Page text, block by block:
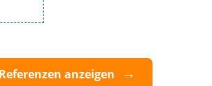
anzeigen